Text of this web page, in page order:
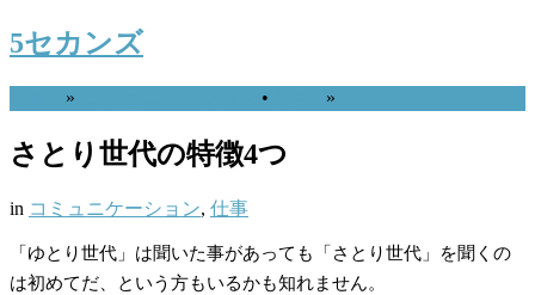
5セカンズ
» • »
さとり世代の特徴4つ
in コミュニケーション, 仕事
「ゆとり世代」は聞いた事があっても「さとり世代」を聞くの
は初めてだ、という方もいるかも知れません。